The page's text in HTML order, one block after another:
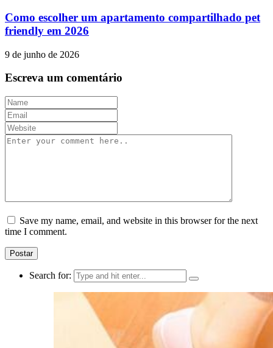
Como escolher um apartamento compartilhado pet
friendly em 2026
9 de junho de 2026
Escreva um comentário
Save my name, email, and website in this browser for the next
time I comment.
Search for: